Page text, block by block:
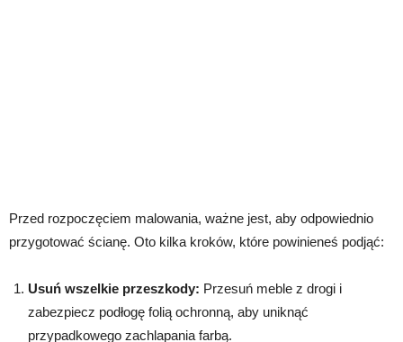
Przed rozpoczęciem malowania, ważne jest, aby odpowiednio
przygotować ścianę. Oto kilka kroków, które powinieneś podjąć:
Usuń wszelkie przeszkody: Przesuń meble z drogi i
zabezpiecz podłogę folią ochronną, aby uniknąć
przypadkowego zachlapania farbą.